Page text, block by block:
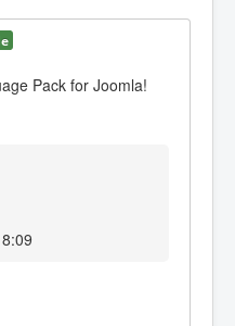
Pack for Joomla!